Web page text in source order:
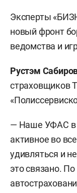
Эксперты
новый фронт
ведомства и
Рустэм
страховщиков
— Наше УФАС в
активное во
удивляться и
это связано.